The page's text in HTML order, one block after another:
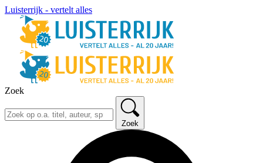
Luisterrijk - vertelt alles
Zoek
Zoek